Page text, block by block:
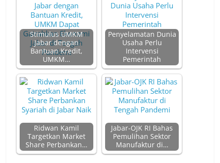
Stimulus UMKM
Jabar dengan
Bantuan Kredit,
UMKM…
Penyelamatan Dunia
Usaha Perlu
Intervensi
Pemerintah
Ridwan Kamil
Targetkan Market
Share Perbankan…
Jabar-OJK RI Bahas
Pemulihan Sektor
Manufaktur di…